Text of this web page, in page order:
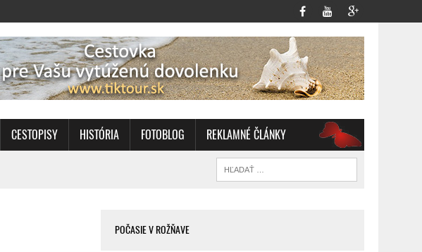
CESTOPISY HISTÓRIA FOTOBLOG REKLAMNÉ ČLÁNKY OZ
POČASIE V ROŽŇAVE